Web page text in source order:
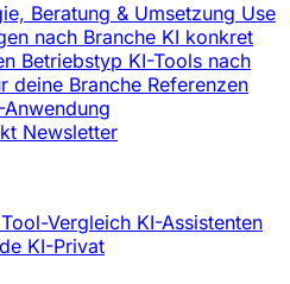
Beratung & Umsetzung Use
nach Branche KI konkret
Betriebstyp KI-Tools nach
deine Branche Referenzen
Newsletter
Tool-Vergleich KI-Assistenten
KI-Privat